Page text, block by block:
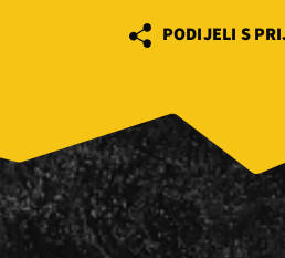
PODIJELI S